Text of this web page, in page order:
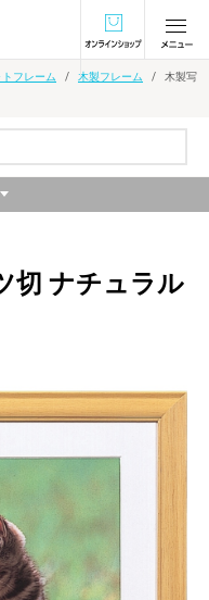
オンラインショ
トフレーム 木製フレーム
木製写
切 ナチュラル